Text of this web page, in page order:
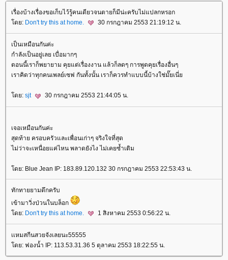
เรื่องบ้างเรื่องขอเก็บไว้รู้คนเดียวจนตายก็มีน่ะครับไม่แปลกหรอก
ดย: Don't try this at home. 30 กรกฎาคม 2553 21:19:12 น.
เป็นเหมือนกันค่ะ
กำลังเป็นอยู่เลย เบื่อมากๆ
ตอนนี้เราก็พยายาม คุยแต่เรื่องงาน แล้วก็ลดๆ การพูดคุยเรื่องอื่นๆ
เราคิดว่าทุกคนเพลย์เซฟ กันทั้งนั้น เราก็ควรทำแบบนี้บ้างใช่มั๊ยเนี่
ดย: sjt 30 กรกฎาคม 2553 21:44:05 น.
เจอเหมือนกันค่ะ
สุดท้าย ครอบครัวและเพื่อนเก่าๆ จริงใจที่สุด
ไม่ว่าจะเหนื่อยแค่ไหน พลาดยังไง ไม่เคยซ้ำเติม
ดย: Blue Jean IP: 183.89.120.132 30 กรกฎาคม 2553 22:53:43 น.
ทักทายยามดึกครับ
เข้ามาวิ่งป่วนในบล็อก
ดย: Don't try this at home. 1 สิงหาคม 2553 0:56:22 น.
เเหมสกีนสวยจังเลยนะ55555
ดย: ฟองน้ำ IP: 113.53.31.36 5 ตุลาคม 2553 18:22:55 น.